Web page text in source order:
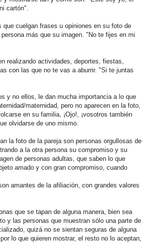
cartón".
cuelgan frases u opiniones en su foto de
más que su imagen. "No te fijes en mi
realizando actividades, deportes, fiestas,
con las que no te vas a aburrir. "Si te juntas
y no ellos, le dan mucha importancia a lo que
maternidad, pero no aparecen en la foto,
en su familia, ¡Ojo!, ¡vosotros también
olvidarse de uno mismo.
la foto de la pareja son personas orgullosas de
a la otra persona su compromiso y su
de personas adultas, que saben lo que
amado y con gran compromiso, cuando
amantes de la afiliación, con grandes valores
que se tapan de alguna manera, bien sea
y las personas que muestran sólo una parte de
quizá no se sientan seguras de alguna
lo que quieren mostrar, el resto no lo aceptan,